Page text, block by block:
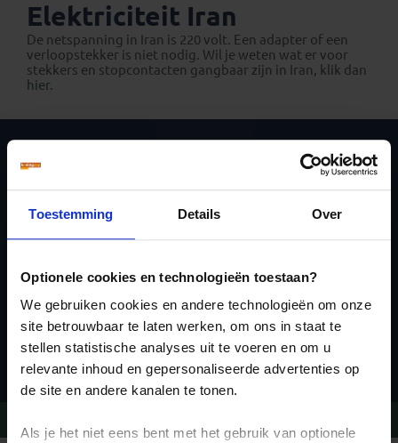
Toestemming Details Over
Optionele cookies en technologieën toestaan?
We gebruiken cookies en andere technologieën om onze
site betrouwbaar te laten werken, om ons in staat te
stellen statistische analyses uit te voeren en om u
relevante inhoud en gepersonaliseerde advertenties op
de site en andere kanalen te tonen.
Als je het niet eens bent met het gebruik van optionele
Elektriciteit Iran
De netspanning in Iran is 220 volt. Een adapter of een
verloopstekker is niet nodig. Wil je weten wat er voor
stekkers en stopcontacten gangbaar zijn in Iran, klik dan
hier.
Schrijf je in voor de
nieuwsbrief
Inschrijven